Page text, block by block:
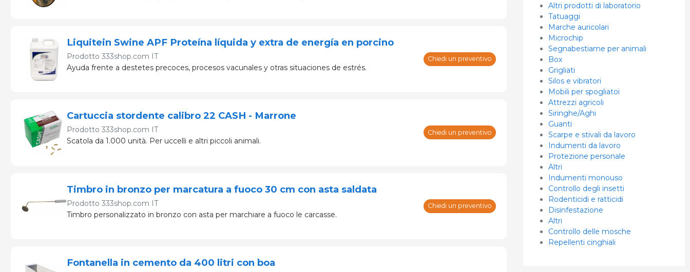
Liquitein Swine APF Proteína líquida y extra de energía en porcino
Prodotto 333shop.com IT
Ayuda frente a destetes precoces, procesos vacunales y otras situaciones de estrés.
Chiedi un preventivo
Cartuccia stordente calibro 22 CASH - Marrone
Prodotto 333shop.com IT
Scatola da 1.000 unità. Per uccelli e altri piccoli animali.
Chiedi un preventivo
Timbro in bronzo per marcatura a fuoco 30 cm con asta saldata
Prodotto 333shop.com IT
Timbro personalizzato in bronzo con asta per marchiare a fuoco le carcasse.
Chiedi un preventivo
Fontanella in cemento da 400 litri con boa
Altri prodotti di laboratorio
Tatuaggi
Marche auricolari
Microchip
Segnabestiame per animali
Box
Grigliati
Silos e vibratori
Mobili per spogliatoi
Attrezzi agricoli
Siringhe/Aghi
Guanti
Scarpe e stivali da lavoro
Indumenti da lavoro
Protezione personale
Altri
Indumenti monouso
Controllo degli insetti
Rodenticidi e ratticidi
Disinfestazione
Altri
Controllo delle mosche
Repellenti cinghiali